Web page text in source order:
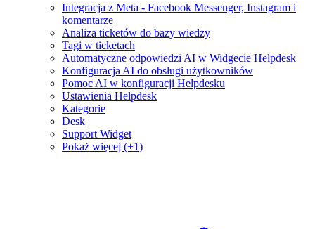
Integracja z Meta - Facebook Messenger, Instagram i
komentarze
Analiza ticketów do bazy wiedzy
Tagi w ticketach
Automatyczne odpowiedzi AI w Widgecie Helpdesk
Konfiguracja AI do obsługi użytkowników
Pomoc AI w konfiguracji Helpdesku
Ustawienia Helpdesk
Kategorie
Desk
Support Widget
Pokaż więcej (+1)